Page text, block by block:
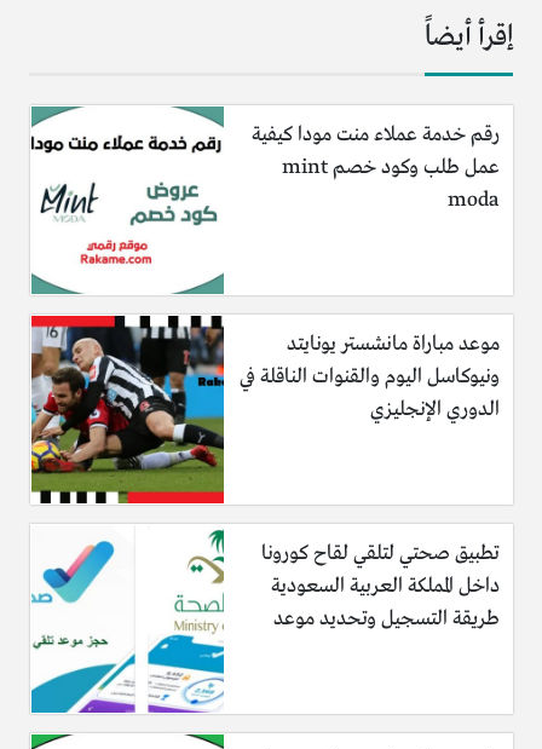
إقرأ أيضاً
رقم خدمة عملاء منت مودا كيفية
عمل طلب وكود خصم mint
moda
موعد مباراة مانشستر يونايتد
ونيوكاسل اليوم والقنوات الناقلة في
الدوري الإنجليزي
تطبيق صحتي لتلقي لقاح كورونا
داخل المملكة العربية السعودية
طريقة التسجيل وتحديد موعد